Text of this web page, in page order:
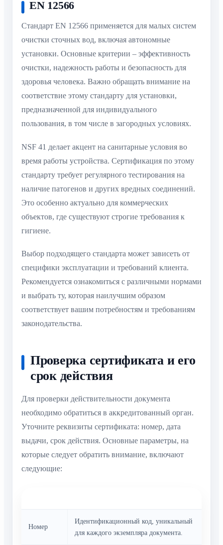
EN 12566
Стандарт EN 12566 применяется для малых систем
очистки сточных вод, включая автономные
установки. Основные критерии – эффективность
очистки, надежность работы и безопасность для
здоровья человека. Важно обращать внимание на
соответствие этому стандарту для установки,
предназначенной для индивидуального
пользования, в том числе в загородных условиях.
NSF 41 делает акцент на санитарные условия во
время работы устройства. Сертификация по этому
стандарту требует регулярного тестирования на
наличие патогенов и других вредных соединений.
Это особенно актуально для коммерческих
объектов, где существуют строгие требования к
гигиене.
Выбор подходящего стандарта может зависеть от
специфики эксплуатации и требований клиента.
Рекомендуется ознакомиться с различными нормами
и выбрать ту, которая наилучшим образом
соответствует вашим потребностям и требованиям
законодательства.
Проверка сертификата и его
срок действия
Для проверки действительности документа
необходимо обратиться в аккредитованный орган.
Уточните реквизиты сертификата: номер, дата
выдачи, срок действия. Основные параметры, на
которые следует обратить внимание, включают
следующие:
Номер
Идентификационный код, уникальный
для каждого экземпляра документа.